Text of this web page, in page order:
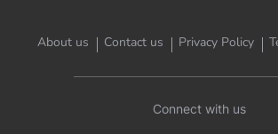
About us Contact us Privacy Policy
Connect with us